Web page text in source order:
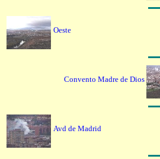
Oeste
Convento Madre de Dios
Avd de Madrid